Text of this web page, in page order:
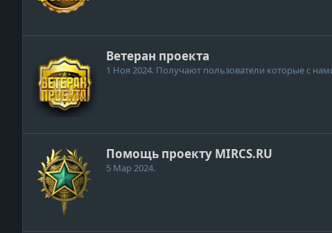
Ветеран проекта
1 Ноя 2024. Получают пользователи которые с
Помощь проекту MIRCS.RU
5 Мар 2024.